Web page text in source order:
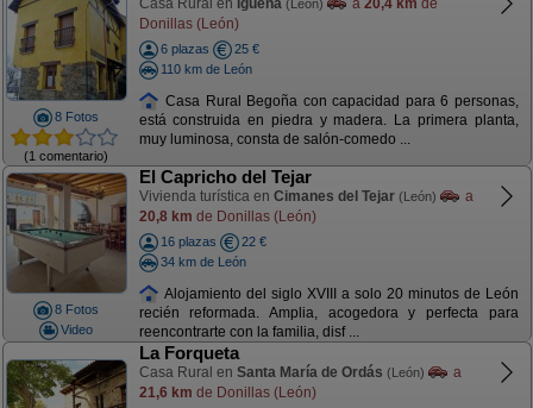
8 Fotos
(1 comentario)
Casa Rural en Igüeña (León) a 20,4 km de
Donillas (León)
6 plazas
25 €
110 km de León
Casa Rural Begoña con capacidad para 6 personas,
está construida en piedra y madera. La primera planta,
muy luminosa, consta de salón-comedo ...
8 Fotos
Video
El Capricho del Tejar
Vivienda turística en Cimanes del Tejar (León)
a
20,8 km de Donillas (León)
16 plazas
22 €
34 km de León
Alojamiento del siglo XVIII a solo 20 minutos de León
recién reformada. Amplia, acogedora y perfecta para
reencontrarte con la familia, disf ...
La Forqueta
Casa Rural en Santa María de Ordás (León)
a
21,6 km de Donillas (León)